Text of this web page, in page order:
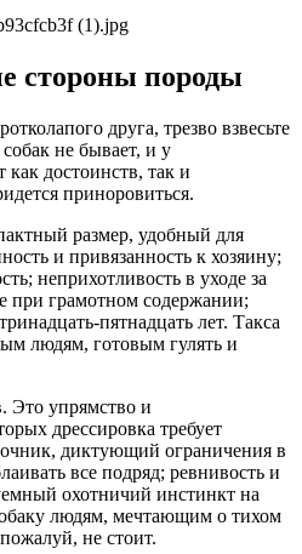
стороны породы
друга, трезво взвесьте
не бывает, и у
достоинств, так и
приноровиться.
размер, удобный для
и привязанность к хозяину;
неприхотливость в уходе за
при грамотном содержании;
пятнадцать лет. Такса
людям, готовым гулять и
Это упрямство и
дрессировка требует
диктующий ограничения в
все подряд; ревнивость и
охотничий инстинкт на
людям, мечтающим о тихом
не стоит.